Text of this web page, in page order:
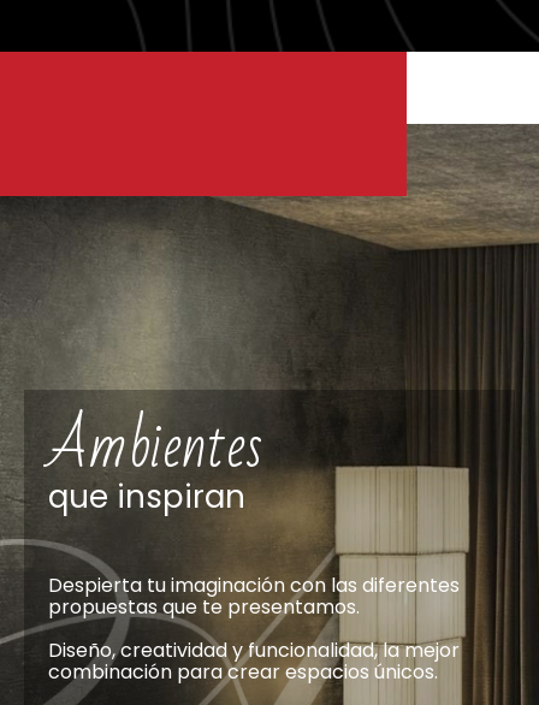
Ambientes
que inspiran
Despierta tu imaginación con las diferentes
propuestas que te presentamos.
Diseño, creatividad y funcionalidad, la mejor
combinación para crear espacios únicos.